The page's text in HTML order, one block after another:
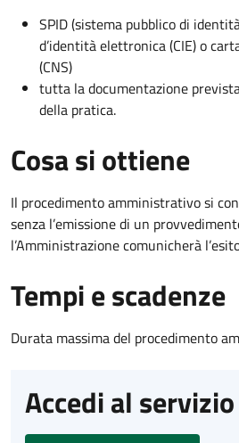
SPID (sistema pubblico di
d’identità elettronica (CIE) o
(CNS)
tutta la documentazione
della pratica.
Cosa si ottiene
Il procedimento amministrativo si
senza l’emissione di un
l’Amministrazione comunicherà
Tempi e scadenze
Durata massima del procedimento
Accedi al servizio